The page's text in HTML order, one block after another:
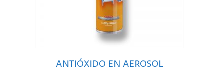
ANTIÓXIDO EN AEROSOL